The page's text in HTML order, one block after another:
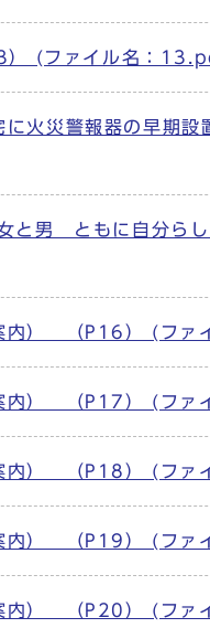
） (ファイル名：
に火災警報器の早
と男 ともに自分ら
案内） （P16） (フ
案内） （P17） (フ
案内） （P18） (フ
案内） （P19） (フ
案内） （P20） (フ